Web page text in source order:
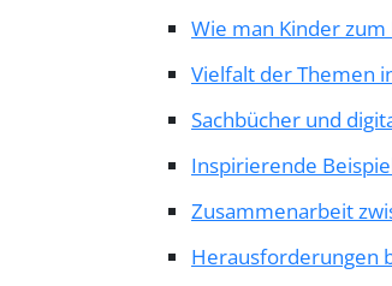
Wie man Kinder
Vielfalt der Themen
Sachbücher und
Inspirierende
Zusammenarbeit
Herausforderungen